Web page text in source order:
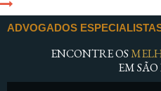
ADVOGADOS
ENCONTRE OS
EM